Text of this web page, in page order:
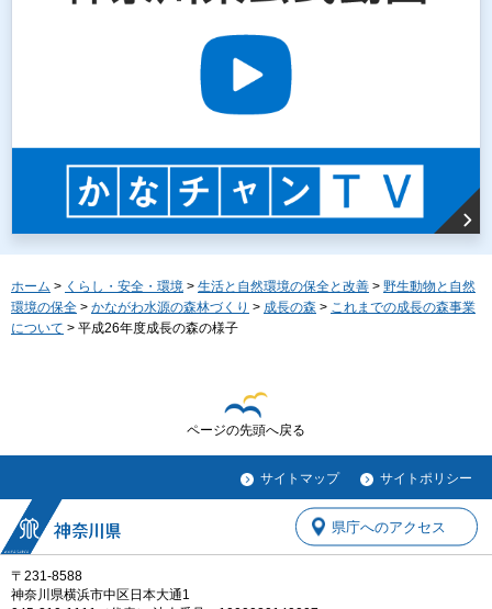
ホーム > くらし・安全・環境 > 生活と自然環境の保全と改善 > 野生動物と自然
環境の保全 > かながわ水源の森林づくり > 成長の森 > これまでの成長の森事業
について > 平成26年度成長の森の様子
ページの先頭へ戻る
サイトマップ サイトポリシー
〒231-8588
神奈川県横浜市中区日本大通1
県庁へのアクセス